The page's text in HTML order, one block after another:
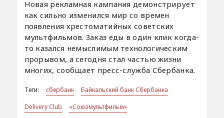
Новая рекламная кампания демонстрирует
как сильно изменился мир со времен
появления хрестоматийных советских
мультфильмов. Заказ еды в один клик когда-
то казался немыслимым технологическим
прорывом, а сегодня стал частью жизни
многих, сообщает пресс-служба Сбербанка.
Теги: сбербанк
Байкальский банк Сбербанка
Delivery Club
«Союзмультфильм»